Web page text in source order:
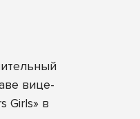
вице-
Girls» в